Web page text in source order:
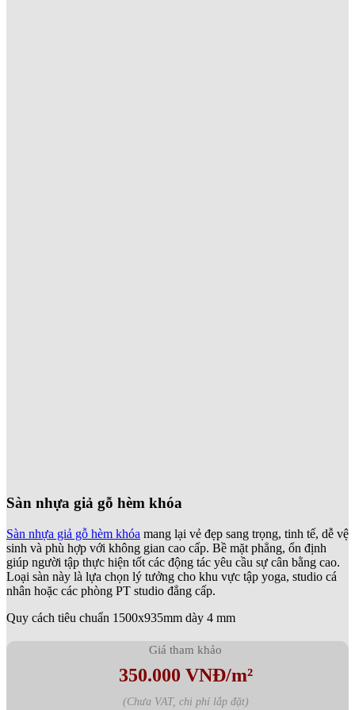
Sàn nhựa giả gỗ hèm khóa
Sàn nhựa giả gỗ hèm khóa mang lại vẻ đẹp sang trọng, tinh tế, dễ vệ
sinh và phù hợp với không gian cao cấp. Bề mặt phẳng, ổn định
giúp người tập thực hiện tốt các động tác yêu cầu sự cân bằng cao.
Loại sàn này là lựa chọn lý tưởng cho khu vực tập yoga, studio cá
nhân hoặc các phòng PT studio đẳng cấp.
Quy cách tiêu chuẩn 1500x935mm dày 4 mm
Giá tham khảo
350.000 VNĐ/m²
(Chưa VAT, chi phí lắp đặt)